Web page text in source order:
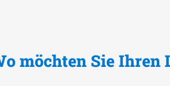
möchten Sie Ihren